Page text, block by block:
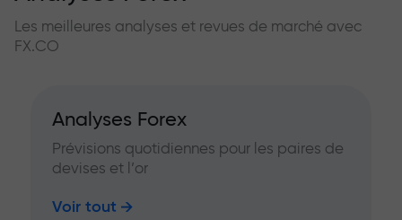
Les meilleures analyses et revues de marché avec
FX.CO
Analyses Forex
Prévisions quotidiennes pour les paires de
devises et l’or
Voir tout